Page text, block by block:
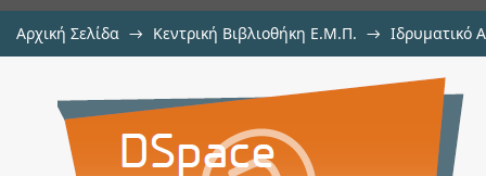
Αρχική Σελίδα → Κεντρική Βιβλιοθήκη Ε.Μ.Π. → Ιδρυματικό
Λειτουργικός απεικονιστικός
της μεθόδου ICA